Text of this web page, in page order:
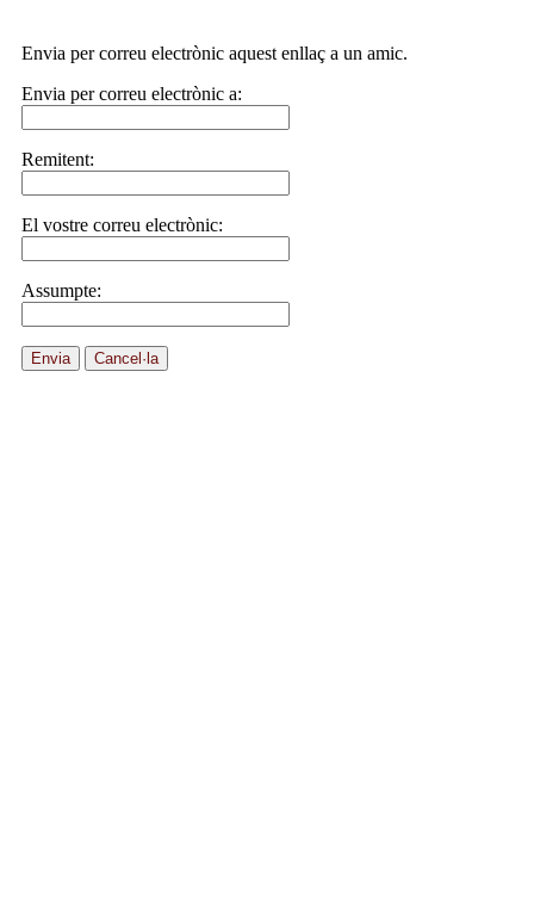
Envia per correu electrònic aquest enllaç a un amic.
Envia per correu electrònic a:
Remitent:
El vostre correu electrònic:
Assumpte:
Envia Cancel·la